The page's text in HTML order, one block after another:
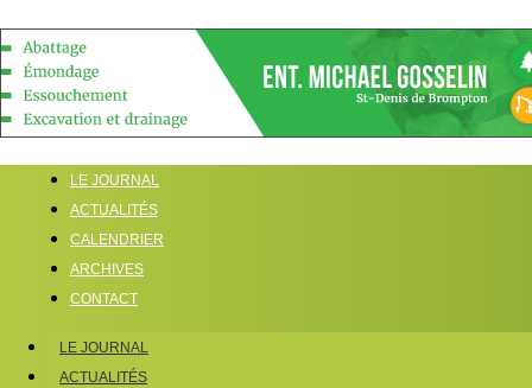
LE JOURNAL
ACTUALITÉS
CALENDRIER
ARCHIVES
CONTACT
LE JOURNAL
ACTUALITÉS